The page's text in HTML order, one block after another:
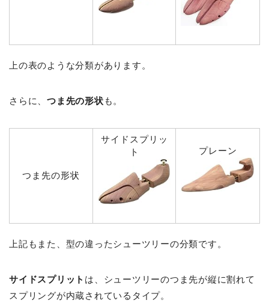
上の表のような分類があります。
さらに、つま先の形状 も。
つま先の形状
サイドスプリッ
ト
プレーン
上記もまた、型の違ったシューツリーの分類です。
サイドスプリット は、シューツリーのつま先が縦に割れて
スプリングが内蔵されているタイプ。